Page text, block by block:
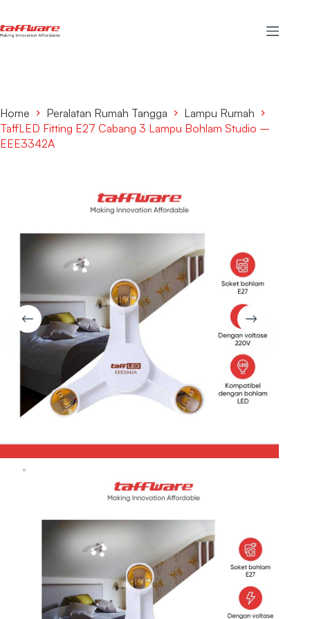
Home Peralatan Rumah Tangga
Lampu Rumah
TaffLED Fitting E27 Cabang 3 Lampu Bohlam Studio –
EEE3342A